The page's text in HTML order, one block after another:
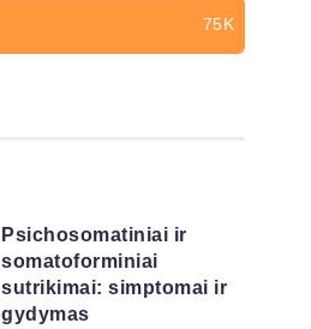
75K
Psichosomatiniai ir
somatoforminiai
sutrikimai: simptomai ir
gydymas